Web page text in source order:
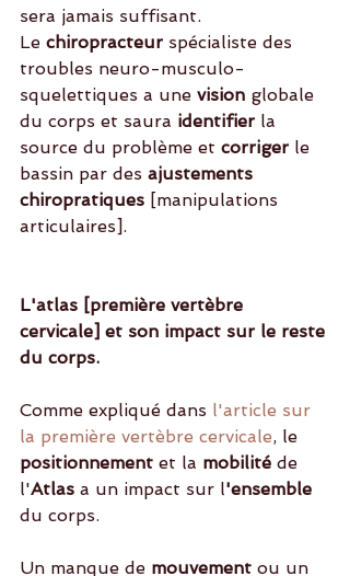
sera jamais suffisant.
Le chiropracteur spécialiste des
troubles neuro-musculo-
squelettiques a une vision globale
du corps et saura identifier la
source du problème et corriger le
bassin par des ajustements
chiropratiques [manipulations
articulaires].
L'atlas [première vertèbre
cervicale] et son impact sur le reste
du corps.
Comme expliqué dans l'article sur
la première vertèbre cervicale, le
positionnement et la mobilité de
l'Atlas a un impact sur l'ensemble
du corps.
Un manque de mouvement ou un